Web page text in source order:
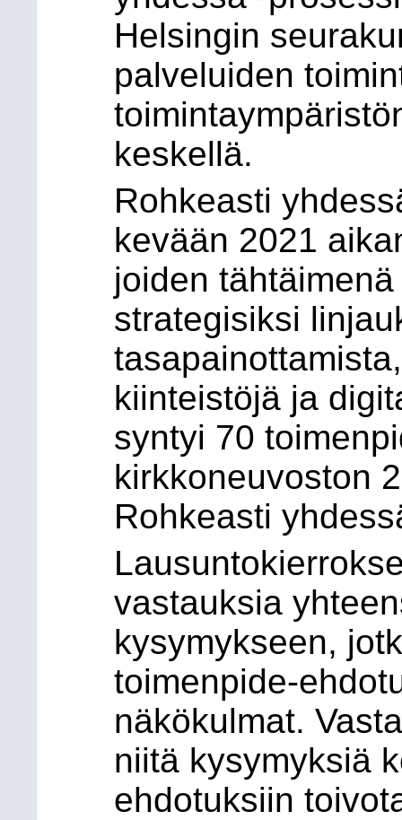
Helsingin
palveluiden
keskellä.
Rohkeasti
kevään 2021
joiden
strategisiksi
kiinteistöjä ja
syntyi 70
kirkkoneuvoston
Rohkeasti
vastauksia
kysymykseen,
toimenpide-
näkökulmat.
niitä kysymyksiä
ehdotuksiin